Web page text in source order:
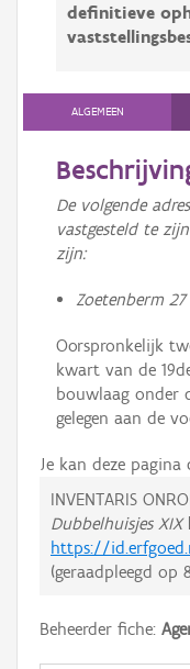
definitieve
ALGEMEEN
De volgende
vastgesteld te
zijn:
Zoetenberm 27
Oorspronkelijk
kwart van de
bouwlaag onder
gelegen aan de
Je kan deze pagina
INVENTARIS
Dubbelhuisjes XIX
https://
(geraadpleegd op
Beheerder fiche: